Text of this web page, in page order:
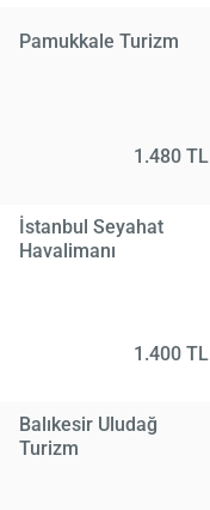
Pamukkale Turizm
1.480 TL
İstanbul Seyahat
Havalimanı
1.400 TL
Balıkesir Uludağ
Turizm